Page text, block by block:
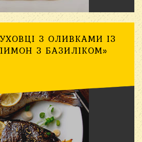
З ОЛИВКАМИ ІЗ
З БАЗИЛІКОМ»